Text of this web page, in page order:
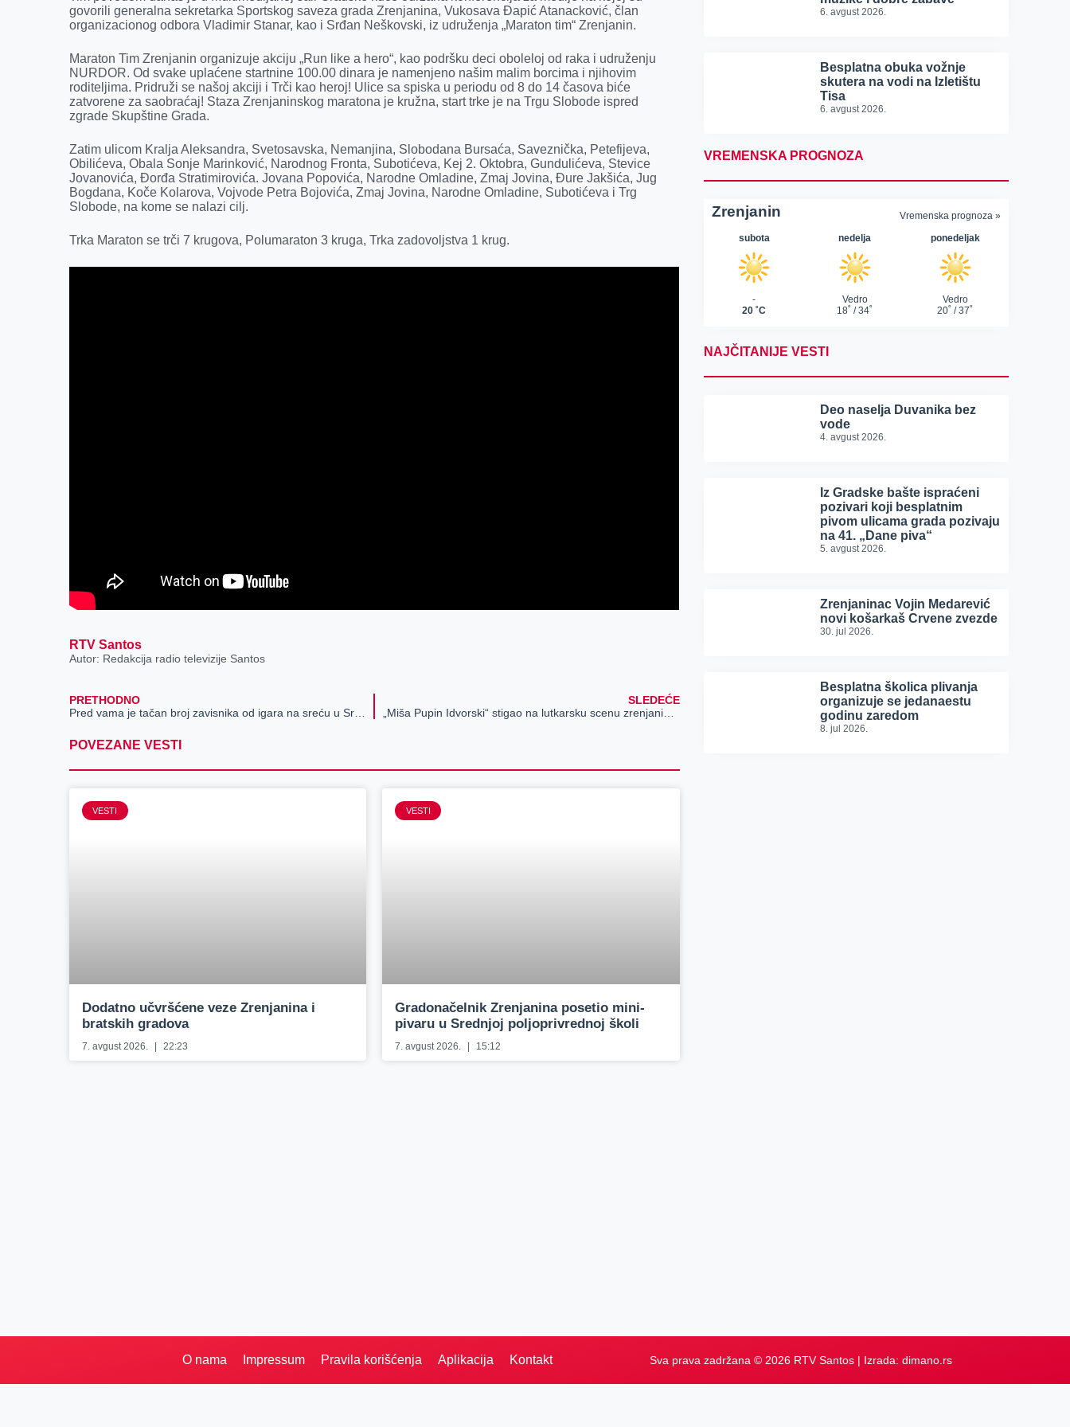
r
govorili generalna sekretarka Sportskog saveza grada Zrenjanina, Vukosava Đapić Atanacković, član
organizacionog odbora Vladimir Stanar, kao i Srđan Neškovski, iz udruženja „Maraton tim“ Zrenjanin.
Maraton Tim Zrenjanin organizuje akciju „Run like a hero“, kao podršku deci oboleloj od raka i udruženju
NURDOR. Od svake uplaćene startnine 100.00 dinara je namenjeno našim malim borcima i njihovim
roditeljima. Pridruži se našoj akciji i Trči kao heroj! Ulice sa spiska u periodu od 8 do 14 časova biće
zatvorene za saobraćaj! Staza Zrenjaninskog maratona je kružna, start trke je na Trgu Slobode ispred
zgrade Skupštine Grada.
Zatim ulicom Kralja Aleksandra, Svetosavska, Nemanjina, Slobodana Bursaća, Saveznička, Petefijeva,
Obilićeva, Obala Sonje Marinković, Narodnog Fronta, Subotićeva, Kej 2. Oktobra, Gundulićeva, Stevice
Jovanovića, Đorđa Stratimirovića. Jovana Popovića, Narodne Omladine, Zmaj Jovina, Đure Jakšića, Jug
Bogdana, Koče Kolarova, Vojvode Petra Bojovića, Zmaj Jovina, Narodne Omladine, Subotićeva i Trg
Slobode, na kome se nalazi cilj.
Trka Maraton se trči 7 krugova, Polumaraton 3 kruga, Trka zadovoljstva 1 krug.
RTV Santos
Autor: Redakcija radio televizije Santos
PRETHODNO
SLEDEĆE
POVEZANE VESTI
VESTI
Dodatno učvršćene veze Zrenjanina i
bratskih gradova
7. avgust 2026. 22:23
VESTI
Gradonačelnik Zrenjanina posetio mini-
pivaru u Srednjoj poljoprivrednoj školi
7. avgust 2026. 15:12
6. avgust 2026.
Besplatna obuka vožnje
skutera na vodi na Izletištu
Tisa
6. avgust 2026.
VREMENSKA PROGNOZA
NAJČITANIJE VESTI
Deo naselja Duvanika bez
vode
4. avgust 2026.
Iz Gradske bašte ispraćeni
pozivari koji besplatnim
pivom ulicama grada pozivaju
na 41. „Dane piva“
5. avgust 2026.
Zrenjaninac Vojin Medarević
novi košarkaš Crvene zvezde
30. jul 2026.
Besplatna školica plivanja
organizuje se jedanaestu
godinu zaredom
8. jul 2026.
O nama Impressum Pravila korišćenja Aplikacija Kontakt Sva prava zadržana © 2026 RTV Santos | Izrada: dimano.rs